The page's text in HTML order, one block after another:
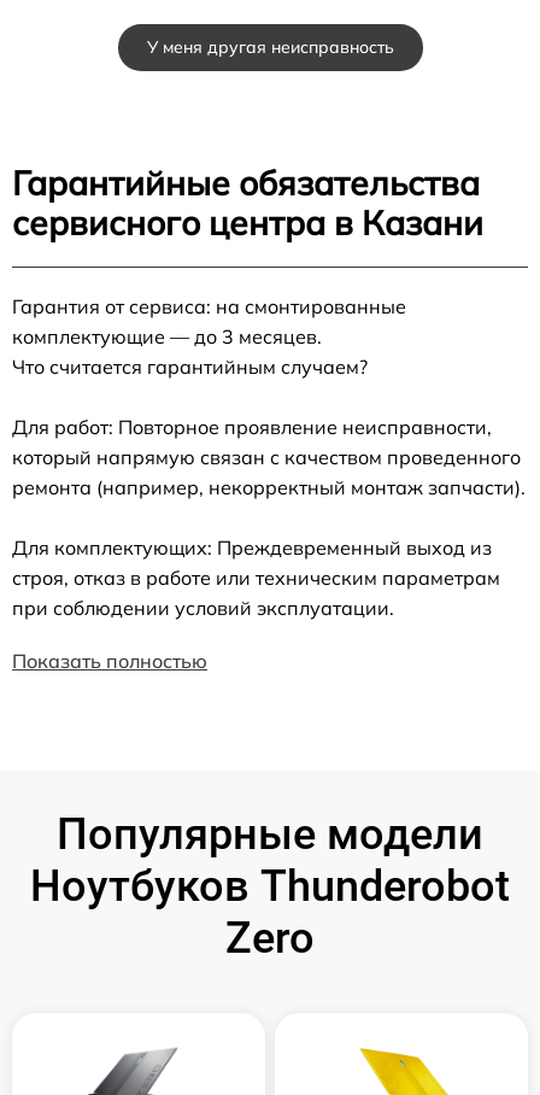
У меня другая неисправность
Гарантийные обязательства
сервисного центра в Казани
Гарантия от сервиса: на смонтированные
комплектующие — до 3 месяцев.
Что считается гарантийным случаем?
Для работ: Повторное проявление неисправности,
который напрямую связан с качеством проведенного
ремонта (например, некорректный монтаж запчасти).
Для комплектующих: Преждевременный выход из
строя, отказ в работе или техническим параметрам
при соблюдении условий эксплуатации.
Показать полностью
Популярные модели
Ноутбуков Thunderobot
Zero